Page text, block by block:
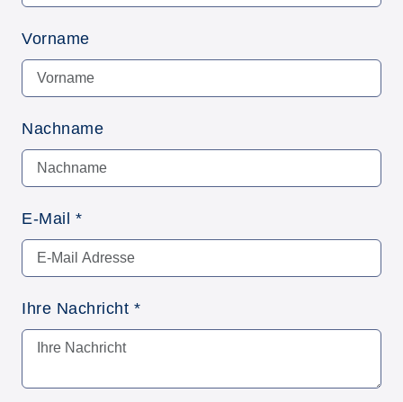
Vorname
Nachname
E-Mail *
Ihre Nachricht *